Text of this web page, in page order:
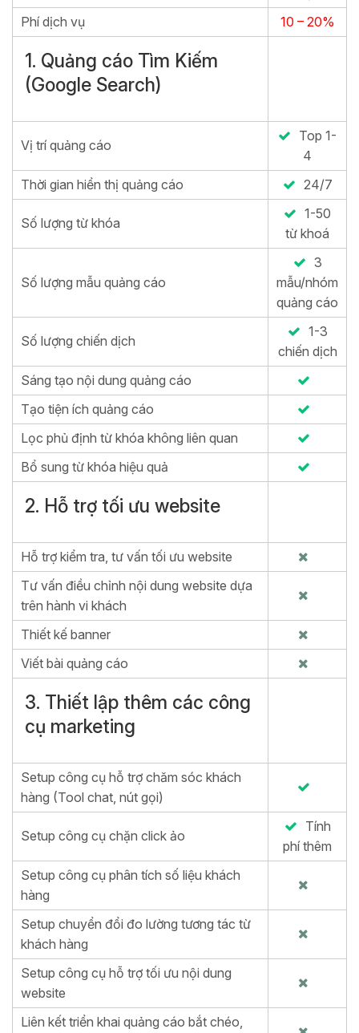
Phí dịch vụ
10 – 20%
1. Quảng cáo Tìm Kiếm
(Google Search)
Vị trí quảng cáo
Top 1-
4
Thời gian hiển thị quảng cáo
24/7
Số lượng từ khóa
1-50
từ khoá
Số lượng mẫu quảng cáo
3
mẫu/nhóm
quảng cáo
Số lượng chiến dịch
1-3
chiến dịch
Sáng tạo nội dung quảng cáo
Tạo tiện ích quảng cáo
Lọc phủ định từ khóa không liên quan
Bổ sung từ khóa hiệu quả
2. Hỗ trợ tối ưu website
Hỗ trợ kiểm tra, tư vấn tối ưu website
Tư vấn điều chỉnh nội dung website dựa
trên hành vi khách
Thiết kế banner
Viết bài quảng cáo
3. Thiết lập thêm các công
cụ marketing
Setup công cụ hỗ trợ chăm sóc khách
hàng (Tool chat, nút gọi)
Setup công cụ chặn click ảo
Tính
phí thêm
Setup công cụ phân tích số liệu khách
hàng
Setup chuyển đổi đo lường tương tác từ
khách hàng
Setup công cụ hỗ trợ tối ưu nội dung
website
Liên kết triển khai quảng cáo bắt chéo,